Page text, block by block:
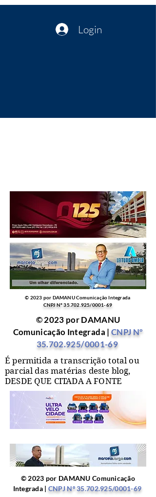
Login
© 2023 por DAMANU Comunicação Integrada
CNPJ Nº35.702.925/0001-69
© 2023 por DAMANU
Comunicação Integrada | CNPJ Nº
35.702.925/0001-69
É permitida a transcrição total ou
parcial das matérias deste blog,
DESDE QUE CITADA A FONTE
© 2023 por DAMANU Comunicação
Integrada | CNPJ Nº35.702.925/0001-69